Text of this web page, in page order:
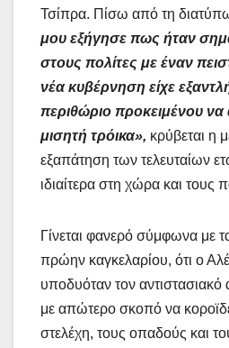
Τσίπρα. Πίσω από τη
μου εξήγησε πως ήταν
στους πολίτες με έναν
νέα κυβέρνηση είχε
περιθώριο προκειμένου
μισητή τρόικα», κρύβεται η
εξαπάτηση των τελευταίων
ιδιαίτερα στη χώρα και τους
Γίνεται φανερό σύμφωνα με
πρώην καγκελαρίου, ότι ο
υποδυόταν τον αντιστασιακό
με απώτερο σκοπό να
στελέχη, τους οπαδούς και